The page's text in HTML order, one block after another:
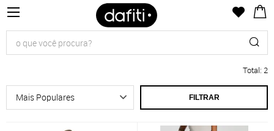
Total: 2
FILTRAR